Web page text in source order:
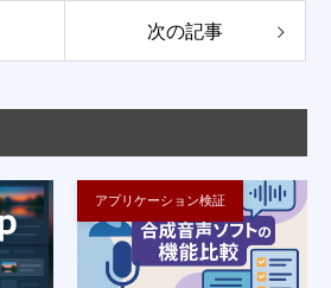
次の記事
アプリケーション検証